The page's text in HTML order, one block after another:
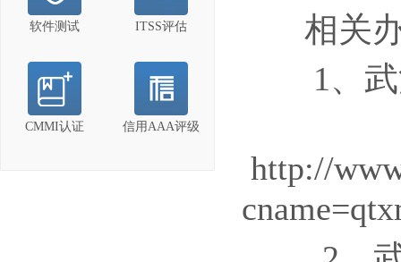
软件测试 ITSS评估
CMMI认证 信用AAA评级
相关办
1、武汉
http://